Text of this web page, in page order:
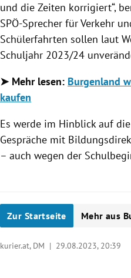
und die Zeiten korrigiert“,
SPÖ-Sprecher für Verkehr
Schülerfahrten sollen laut
Schuljahr 2023/24
➤ Mehr lesen: Burgenland
kaufen
Es werde im Hinblick auf
Gespräche mit
– auch wegen der
Zur Startseite Mehr aus
kurier.at, DM | 29.08.2023, 20:39